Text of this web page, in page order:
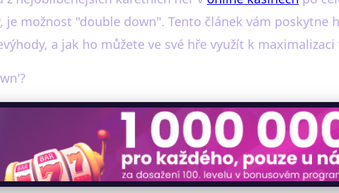
je možnost "double down". Tento článek vám
a jak ho můžete ve své hře využít k maximalizaci